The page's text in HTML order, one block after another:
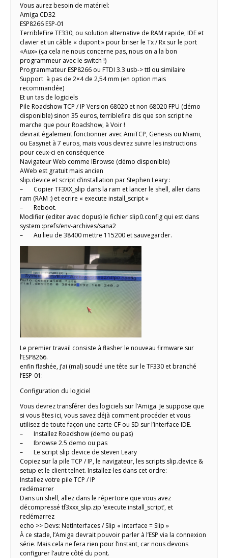
Vous aurez besoin de matériel:
Amiga CD32
ESP8266 ESP-01
TerribleFire TF330, ou solution alternative de RAM rapide, IDE et
clavier et un câble « dupont » pour briser le Tx / Rx sur le port
«Aux» (ça cela ne nous concerne pas, nous on a la bon
programmeur avec le switch !)
Programmateur ESP8266 ou FTDI 3.3 usb-> ttl ou similaire
Support à pas de 2×4 de 2,54 mm (en option mais
recommandée)
Et un tas de logiciels
Pile Roadshow TCP / IP Version 68020 et non 68020 FPU (démo
disponible) sinon 35 euros, terriblefire dis que son script ne
marche que pour Roadshow, à Voir !
devrait également fonctionner avec AmiTCP, Genesis ou Miami,
ou Easynet à 7 euros, mais vous devrez suivre les instructions
pour ceux-ci en conséquence
Navigateur Web comme IBrowse (démo disponible)
AWeb est gratuit mais ancien
slip.device et script d’installation par Stephen Leary :
– Copier TF3XX_slip dans la ram et lancer le shell, aller dans
ram (RAM :) et ecrire « execute install_script »
– Reboot.
Modifier (editer avec dopus) le fichier slip0.config qui est dans
system :prefs/env-archives/sana2
– Au lieu de 38400 mettre 115200 et sauvegarder.
Le premier travail consiste à flasher le nouveau firmware sur
l’ESP8266.
enfin flashée, j’ai (mal) soudé une tête sur le TF330 et branché
l’ESP-01:
Configuration du logiciel
Vous devrez transférer des logiciels sur l’Amiga. Je suppose que
si vous êtes ici, vous savez déjà comment procéder et vous
utilisez de toute façon une carte CF ou SD sur l’interface IDE.
– Installez Roadshow (demo ou pas)
– Ibrowse 2.5 demo ou pas
– Le script slip device de steven Leary
Copiez sur la pile TCP / IP, le navigateur, les scripts slip.device &
setup et le client telnet. Installez-les dans cet ordre:
Installez votre pile TCP / IP
redémarrer
Dans un shell, allez dans le répertoire que vous avez
décompressé tf3xxx_slip.zip ‘execute install_script’, et
redémarrez
echo >> Devs: NetInterfaces / Slip « interface = Slip »
À ce stade, l’Amiga devrait pouvoir parler à l’ESP via la connexion
série. Mais cela ne fera rien pour l’instant, car nous devons
configurer l’autre côté du pont.